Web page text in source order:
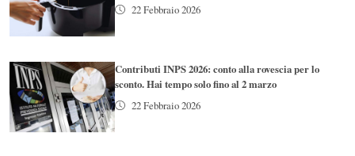
22 Febbraio 2026
Contributi INPS 2026: conto alla rovescia per lo
sconto. Hai tempo solo fino al 2 marzo
22 Febbraio 2026